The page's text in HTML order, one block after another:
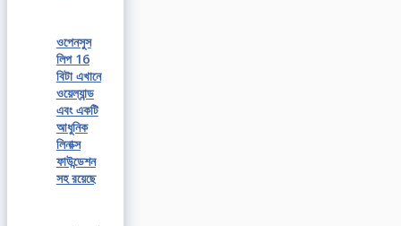
ওপেনসুস
লিপ 16
বিটা এখানে
ওয়েল্যান্ড
এবং একটি
আধুনিক
লিনাক্স
ফাউন্ডেশন
সহ রয়েছে